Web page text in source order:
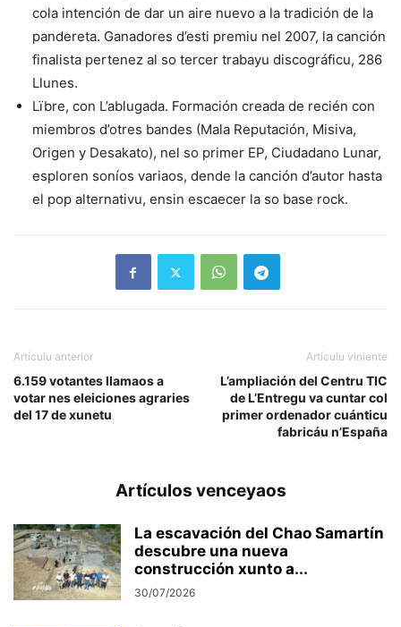
cola intención de dar un aire nuevo a la tradición de la
pandereta. Ganadores d’esti premiu nel 2007, la canción
finalista pertenez al so tercer trabayu discográficu, 286
Llunes.
Lïbre, con L’ablugada. Formación creada de recién con
miembros d’otres bandes (Mala Reputación, Misiva,
Origen y Desakato), nel so primer EP, Ciudadano Lunar,
esploren soníos variaos, dende la canción d’autor hasta
el pop alternativu, ensin escaecer la so base rock.
Artículu anterior
6.159 votantes llamaos a
votar nes eleiciones agraries
del 17 de xunetu
Artículu viniente
L’ampliación del Centru TIC
de L’Entregu va cuntar col
primer ordenador cuánticu
fabricáu n’España
Artículos venceyaos
La escavación del Chao Samartín
descubre una nueva
construcción xunto a...
30/07/2026